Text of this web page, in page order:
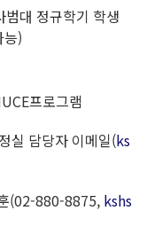
대 정규학기 학생
)
프로그램
실 담당자 이메일(ks
(02-880-8875, kshs